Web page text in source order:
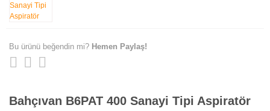
Bu ürünü beğendin mi? Hemen Paylaş!
Bahçıvan B6PAT 400 Sanayi Tipi Aspiratör